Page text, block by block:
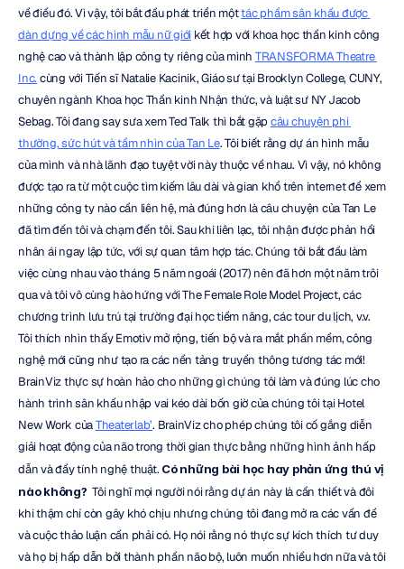
về điều đó. Vì vậy, tôi bắt đầu phát triển một tác phẩm sân khấu được
dàn dựng về các hình mẫu nữ giới kết hợp với khoa học thần kinh công
nghệ cao và thành lập công ty riêng của mình TRANSFORMA Theatre
Inc. cùng với Tiến sĩ Natalie Kacinik, Giáo sư tại Brooklyn College, CUNY,
chuyên ngành Khoa học Thần kinh Nhận thức, và luật sư NY Jacob
Sebag. Tôi đang say sưa xem Ted Talk thì bắt gặp câu chuyện phi
thường, sức hút và tầm nhìn của Tan Le. Tôi biết rằng dự án hình mẫu
của mình và nhà lãnh đạo tuyệt vời này thuộc về nhau. Vì vậy, nó không
được tạo ra từ một cuộc tìm kiếm lâu dài và gian khổ trên internet để xem
những công ty nào cần liên hệ, mà đúng hơn là câu chuyện của Tan Le
đã tìm đến tôi và chạm đến tôi. Sau khi liên lạc, tôi nhận được phản hồi
nhân ái ngay lập tức, với sự quan tâm hợp tác. Chúng tôi bắt đầu làm
việc cùng nhau vào tháng 5 năm ngoái (2017) nên đã hơn một năm trôi
qua và tôi vô cùng hào hứng với The Female Role Model Project, các
chương trình lưu trú tại trường đại học tiềm năng, các tour du lịch, v.v.
Tôi thích nhìn thấy Emotiv mở rộng, tiến bộ và ra mắt phần mềm, công
nghệ mới cũng như tạo ra các nền tảng truyền thông tương tác mới!
BrainViz thực sự hoàn hảo cho những gì chúng tôi làm và đúng lúc cho
hành trình sân khấu nhập vai kéo dài bốn giờ của chúng tôi tại Hotel
New Work của Theaterlab’. BrainViz cho phép chúng tôi cố gắng diễn
giải hoạt động của não trong thời gian thực bằng những hình ảnh hấp
dẫn và đầy tính nghệ thuật. Có những bài học hay phản ứng thú vị
nào không? Tôi nghĩ mọi người nói rằng dự án này là cần thiết và đôi
khi thậm chí còn gây khó chịu nhưng chúng tôi đang mở ra các vấn đề
và cuộc thảo luận cần phải có. Họ nói rằng nó thực sự kích thích tư duy
và họ bị hấp dẫn bởi thành phần não bộ, luôn muốn nhiều hơn nữa và tôi